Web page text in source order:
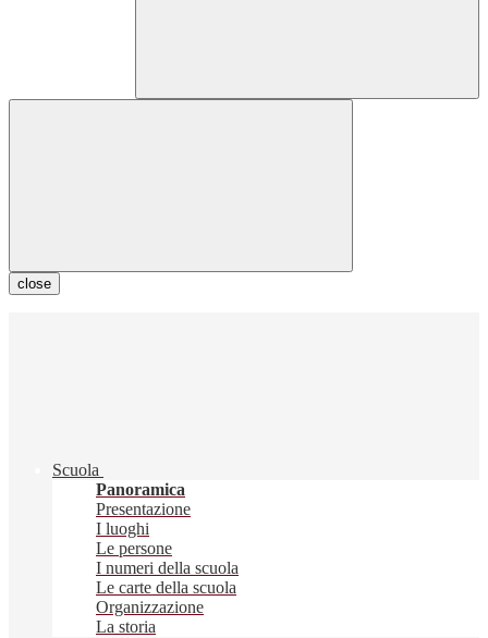
close
Scuola
Panoramica
Presentazione
I luoghi
Le persone
I numeri della scuola
Le carte della scuola
Organizzazione
La storia